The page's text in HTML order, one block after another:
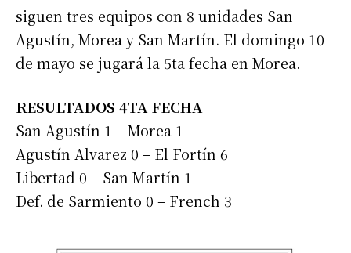
siguen tres equipos con 8 unidades San
Agustín, Morea y San Martín. El domingo 10
de mayo se jugará la 5ta fecha en Morea.
RESULTADOS 4TA FECHA
San Agustín 1 – Morea 1
Agustín Alvarez 0 – El Fortín 6
Libertad 0 – San Martín 1
Def. de Sarmiento 0 – French 3